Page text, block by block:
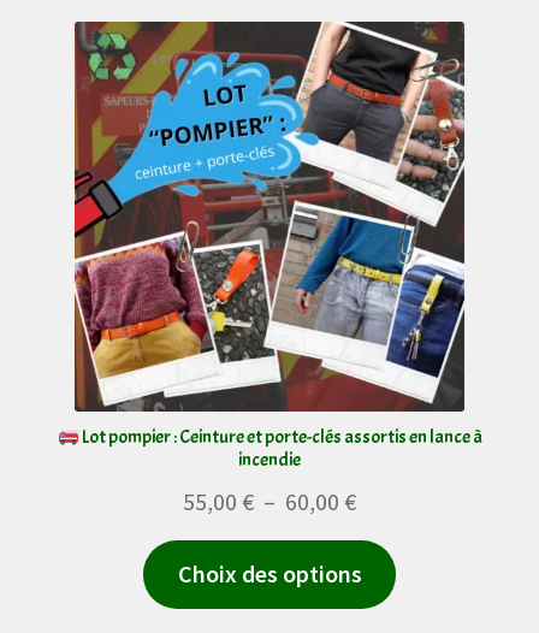
variations.
Les
options
peuvent
être
choisies
sur
la
page
du
produit
Lot pompier : Ceinture et porte-clés assortis en lance à
incendie
55,00 € – 60,00 €Plage
de
prix :
55,00 €
Choix des options
Ce
produit